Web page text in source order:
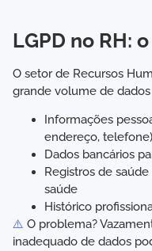
LGPD no RH:
O setor de Recursos
grande volume de dados
Informações
endereço, telefone)
Dados bancários
Registros de
saúde
Histórico
⚠️ O problema?
inadequado de dados